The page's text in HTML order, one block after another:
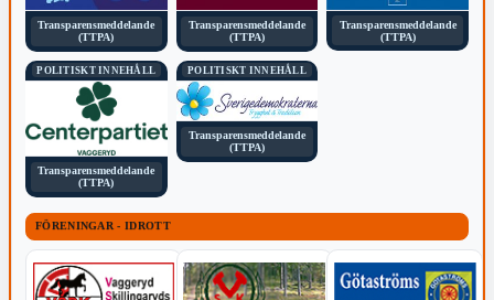
Transparensmeddelande
(TTPA)
Transparensmeddelande
(TTPA)
Transparensmeddelande
(TTPA)
POLITISKT INNEHÅLL
Transparensmeddelande
(TTPA)
POLITISKT INNEHÅLL
Transparensmeddelande
(TTPA)
FÖRENINGAR - IDROTT